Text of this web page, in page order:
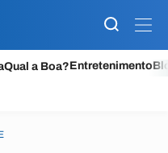
Qual a Boa?Entretenimento